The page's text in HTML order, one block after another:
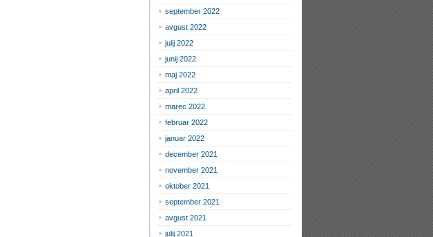
september 2022
avgust 2022
julij 2022
junij 2022
maj 2022
april 2022
marec 2022
februar 2022
januar 2022
december 2021
november 2021
oktober 2021
september 2021
avgust 2021
julij 2021